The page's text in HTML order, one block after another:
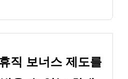
직 보너스 제도를